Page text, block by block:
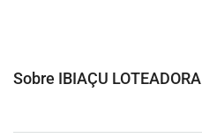
Sobre IBIAÇU LOTEADORA